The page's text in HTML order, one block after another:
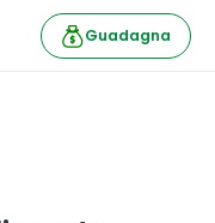
Guadagna